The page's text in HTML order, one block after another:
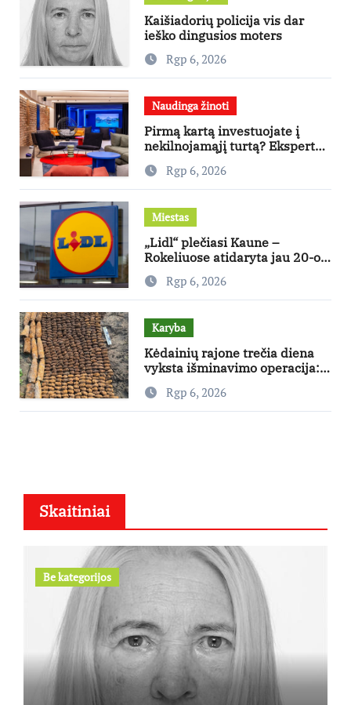
Kaišiadorių policija vis dar
ieško dingusios moters
Rgp 6, 2026
Naudinga žinoti
Pirmą kartą investuojate į
nekilnojamąjį turtą? Ekspertas
pataria, kaip pasirinkti būstą,
kuris generuos grąžą
Rgp 6, 2026
Miestas
„Lidl“ plečiasi Kaune –
Rokeliuose atidaryta jau 20-oji
parduotuvė mieste
Rgp 6, 2026
Karyba
Kėdainių rajone trečia diena
vyksta išminavimo operacija:
rastas didelis kiekis Antrojo
pasaulinio karo laikų
standartinės amunicijos ir jos
Rgp 6, 2026
Skaitiniai
Be kategorijos